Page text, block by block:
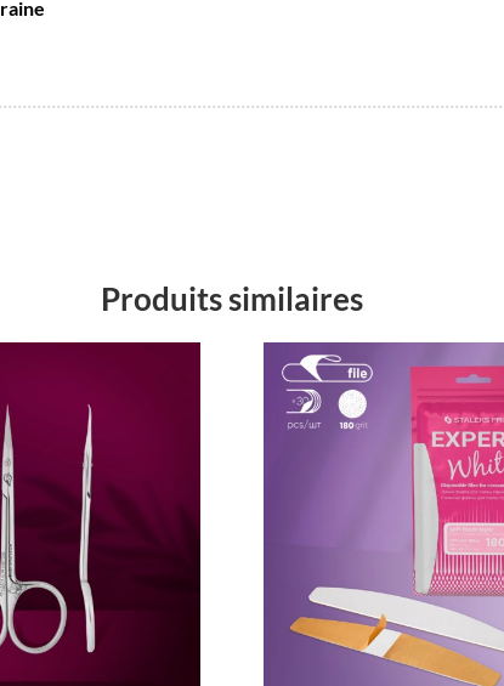
Produits similaires